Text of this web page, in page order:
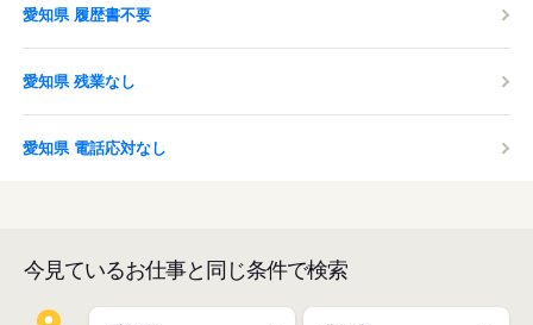
愛知県 履歴書不要
愛知県 残業なし
愛知県 電話応対なし
今見ているお仕事と同じ条件で検索